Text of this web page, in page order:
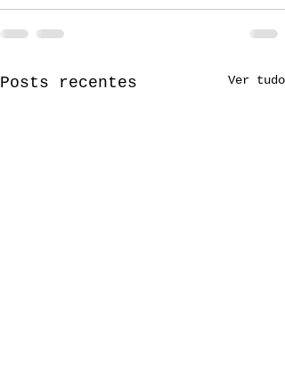
Posts recentes Ver tudo